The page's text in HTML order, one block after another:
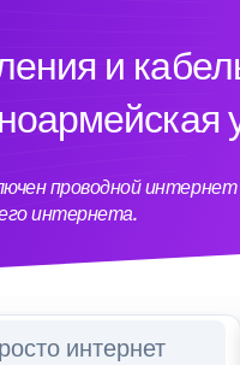
и
проводной
интернета.
интернет